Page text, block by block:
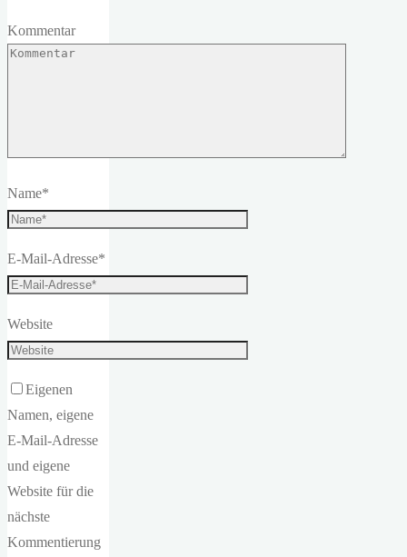
Kommentar
Name*
E-Mail-Adresse*
Website
Eigenen
Namen, eigene
E-Mail-Adresse
und eigene
Website für die
nächste
Kommentierung